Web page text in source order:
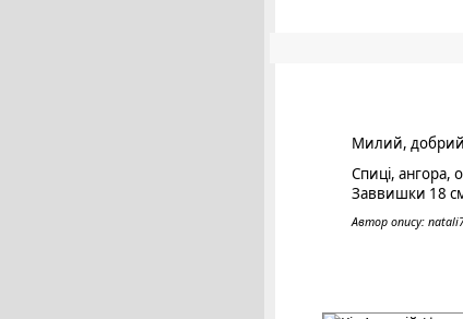
Милий,
Спиці, ангора,
Заввишки 18
Автор опису: